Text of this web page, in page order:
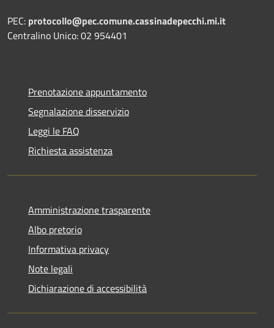
PEC: protocollo@pec.comune.cassinadepecchi.mi.it
Centralino Unico: 02 954401
Prenotazione appuntamento
Segnalazione disservizio
Leggi le FAQ
Richiesta assistenza
Amministrazione trasparente
Albo pretorio
Informativa privacy
Note legali
Dichiarazione di accessibilità